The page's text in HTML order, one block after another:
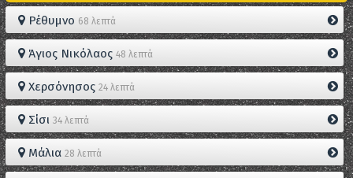
Ρέθυμνο 68 λεπτά
Άγιος Νικόλαος 48 λεπτά
Χερσόνησος 24 λεπτά
Σίσι 34 λεπτά
Μάλια 28 λεπτά